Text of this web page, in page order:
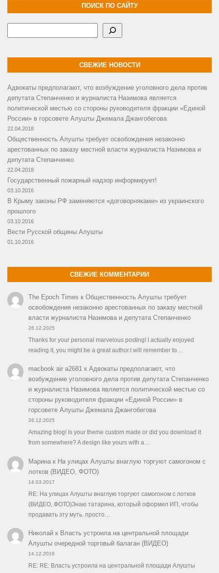
ПОИСК ПО САЙТУ
СВЕЖИЕ НОВОСТИ
Адвокаты предполагают, что возбуждение уголовного дела против
депутата Степанченко и журналиста Назимова является
политической местью со стороны руководителя фракции «Единой
России» в горсовете Алушты Джемала Джангобегова
22.04.2018
Общественность Алушты требует освобождения незаконно
арестованных по заказу местной власти журналиста Назимова и
депутата Степанченко
22.04.2018
Государственный пожарный надзор информирует!
03.10.2016
В Крыму законы РФ заменяются «договорняками» из украинского
прошлого
03.10.2016
Вести Русской общины Алушты
01.10.2016
СВЕЖИЕ КОММЕНТАРИИ
The Epoch Times к Общественность Алушты требует
освобождения незаконно арестованных по заказу местной
власти журналиста Назимова и депутата Степанченко
26.12.2025
Thanks for your personal marvelous posting! I actually enjoyed
reading it, you might be a great author.I will remember to…
macbook air a2681к Адвокаты предполагают, что
возбуждение уголовного дела против депутата Степанченко
и журналиста Назимова является политической местью со
стороны руководителя фракции «Единой России» в
горсовете Алушты Джемала Джангобегова
26.12.2025
Amazing blog! Is your theme custom made or did you download it
from somewhere? A design like yours with a…
Маринак На улицах Алушты внаглую торгуют самогоном с
лотков (ВИДЕО, ФОТО)
14.03.2017
RE: На улицах Алушты внаглую торгуют самогоном с лотков
(ВИДЕО, ФОТО)Знаю татарина, который оформил ИП, чтобы
продавать эту муть. просто…
Николайк Власть устроила на центральной площади
Алушты очередной торговый балаган (ВИДЕО)
14.12.2016
RE: RE: Власть устроила на центральной площади Алушты